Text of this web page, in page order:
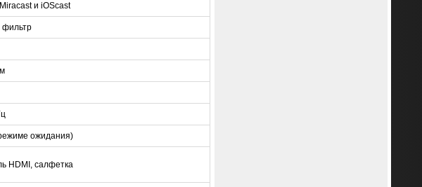
и iOScast
фильтр
ожидания)
HDMI, салфетка